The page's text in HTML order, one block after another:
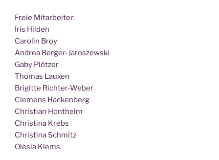
Freie Mit­ar­bei­ter:
Iris Hilden
Caro­lin Broy
Andrea Berger-Jaroszewski
Gaby Plötzer
Tho­mas Lauxen
Bri­git­te Richter-Weber
Cle­mens Hackenberg
Chris­ti­an Hontheim
Chris­ti­na Krebs
Chris­ti­na Schmitz
Ole­sia Klems